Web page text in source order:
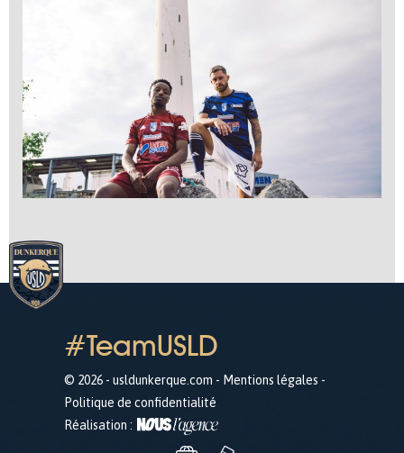
#TeamUSLD
© 2026 - usldunkerque.com - Mentions légales -
Politique de confidentialité
Réalisation :